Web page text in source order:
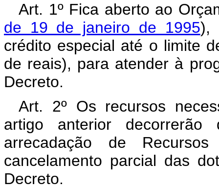
Art. 1º Fica aberto ao
de 19 de janeiro de 1995),
crédito especial até o limite
de reais), para atender à
Decreto.
Art. 2º Os recursos
artigo anterior
arrecadação de
cancelamento parcial das
Decreto.